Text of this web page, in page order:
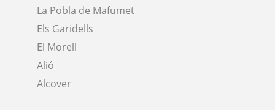
La Pobla de Mafumet
Els Garidells
El Morell
Alió
Alcover